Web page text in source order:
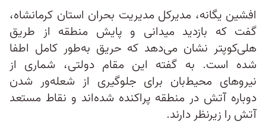
افشین یگانه، مدیرکل مدیریت بحران استان کرمانشاه،
گفت که بازدید میدانی و پایش منطقه از طریق
هلی‌کوپتر نشان می‌دهد که حریق به‌طور کامل اطفا
شده است. به گفته این مقام دولتی، شماری از
نیروهای محیط‌‌بان برای جلوگیری از شعله‌ور شدن
دوباره آتش در منطقه پراکنده‌ شده‌اند و نقاط مستعد
آتش را زیرنظر دارند.